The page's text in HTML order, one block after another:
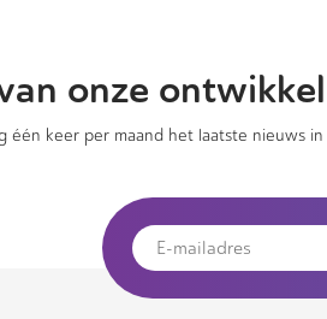
onze
keer per maand het laatste nieuws in